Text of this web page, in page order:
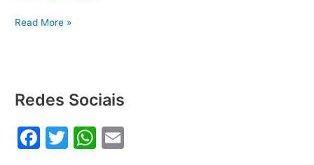
c
o
o
k
itt
p
p
Assistência
Read More »
Redes Sociais
F
T
W